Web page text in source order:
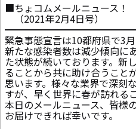
■ちょコムメールニュース！
（2021年2月4日号）
緊急事態宣言は10都府県で3
新たな感染者数は減少傾向に
た状態が続いております。新
ることから共に助け合うこと
思います。様々な業界で深刻
すが、早く世界に春が訪れる
本日のメールニュース、皆様
お届けできれば幸いです。